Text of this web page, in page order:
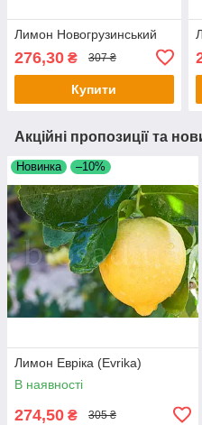
Лимон Новогрузинський
276,30 ₴ 307 ₴
Купити
Акційні пропозиції та
Новинка –10%
Лимон Евріка (Evrika)
В наявності
274,50 ₴ 305 ₴